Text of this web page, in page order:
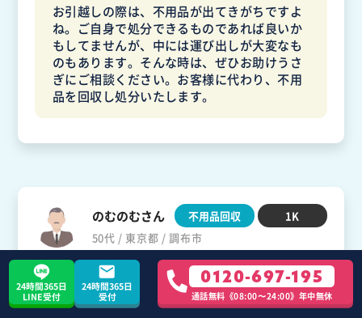
お引越しの際は、不用品が出てきがちですよ
ね。ご自身で処分できるものであれば良いか
もしてませんが、中には運び出しが大変なも
のもあります。そんな時は、ぜひお助けうさ
ぎにご相談ください。お客様に代わり、不用
品を回収し処分いたします。
のむのむさん
50代 / 東京都 / 調布市
不用品回収 1K
ホームページに載っていた分かりやすい漫画が
24時間365日
LINE受付
24時間365日
受付
0120-697-195
通話無料《08:00〜24:00》年中無休